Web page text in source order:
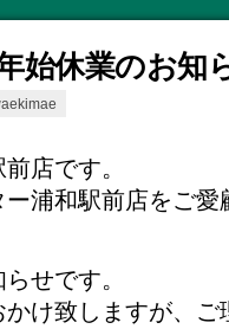
始休業のお知
店です。
浦和駅前店をご
せです。
け致しますが、